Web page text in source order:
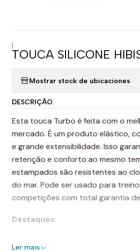
|
TOUCA SILICONE
Mostrar stock de ubicaciones
DESCRIÇÃO
Esta touca Turbo é feita com o
mercado. É um produto elástico,
e grande extensibilidade. Isso
retenção e conforto ao mesmo
estampados são resistentes ao
do mar. Pode ser usado para
competições com total garantia
Destaques:
Ler mais